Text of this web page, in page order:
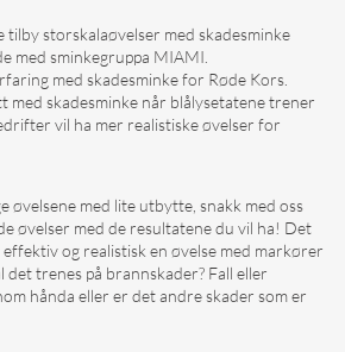
tilby storskalaøvelser med skadesminke
med sminkegruppa MIAMI.
med skadesminke for Røde Kors.
med skadesminke når blålysetatene trener
vil ha mer realistiske øvelser for
øvelsene med lite utbytte, snakk med oss
øvelser med de resultatene du vil ha! Det
og realistisk en øvelse med markører
det trenes på brannskader? Fall eller
hånda eller er det andre skader som er